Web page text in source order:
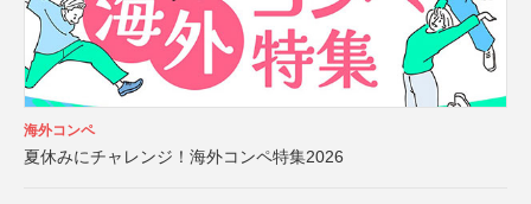
海外コンペ
夏休みにチャレンジ！海外コンペ特集2026